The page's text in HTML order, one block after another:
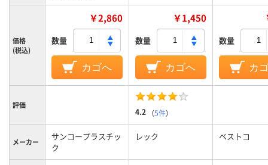
価格
(税込)
￥2,860
数量
カゴへ
￥1,450
数量
カゴへ
数量
カ
評価
4.2 （5件）
メーカー
サンコープラスチッ
ク
レック ベストコ